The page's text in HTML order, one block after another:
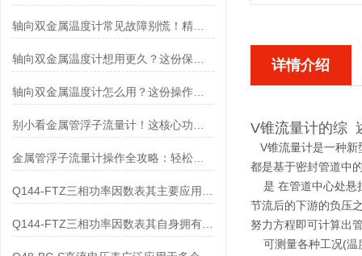
轴向双金属温度计常见故障别慌！精准定位，轻松搞定难题
轴向双金属温度计怎么用？这份操作指南，新手也能快速拿捏！
金属管浮子流量计操作全攻略：轻松拿捏，精准掌控每一步！
Q144-FTZ三相功率因数表其自身拥有怎样的功能呢？
详情介绍
V锥流量计的综
V锥流量计是一种新
都是基于密封管道中
是 在管道中心处悬
节流后的下游的负压
努力方程即可计算出
可测量各种工况(温